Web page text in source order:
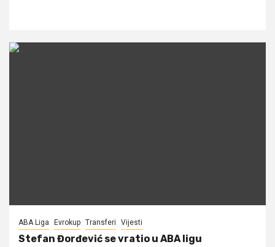
ABA Liga Evrokup Transferi Vijesti
Stefan Đorđević se vratio u ABA ligu